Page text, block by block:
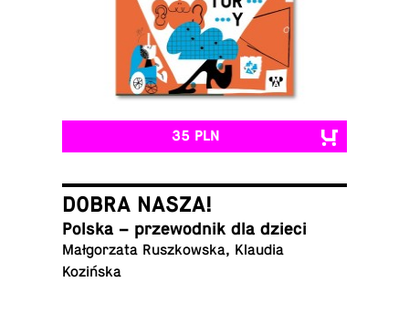
35 PLN
DOBRA NASZA!
Polska – prze­wod­nik dla dzieci
Małgorzata Ruszkowska, Klaudia
Kozińska